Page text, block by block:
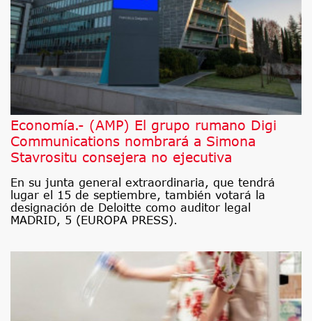
Economía.- (AMP) El grupo rumano Digi
Communications nombrará a Simona
Stavrositu consejera no ejecutiva
En su junta general extraordinaria, que tendrá
lugar el 15 de septiembre, también votará la
designación de Deloitte como auditor legal
MADRID, 5 (EUROPA PRESS).